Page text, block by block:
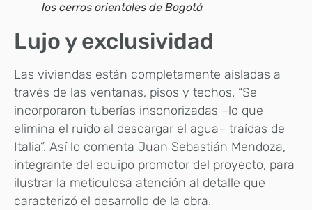
los cerros orientales de Bogotá
Lujo y exclusividad
Las viviendas están completamente aisladas a
través de las ventanas, pisos y techos. “Se
incorporaron tuberías insonorizadas –lo que
elimina el ruido al descargar el agua– traídas de
Italia”. Así lo comenta Juan Sebastián Mendoza,
integrante del equipo promotor del proyecto, para
ilustrar la meticulosa atención al detalle que
caracterizó el desarrollo de la obra.